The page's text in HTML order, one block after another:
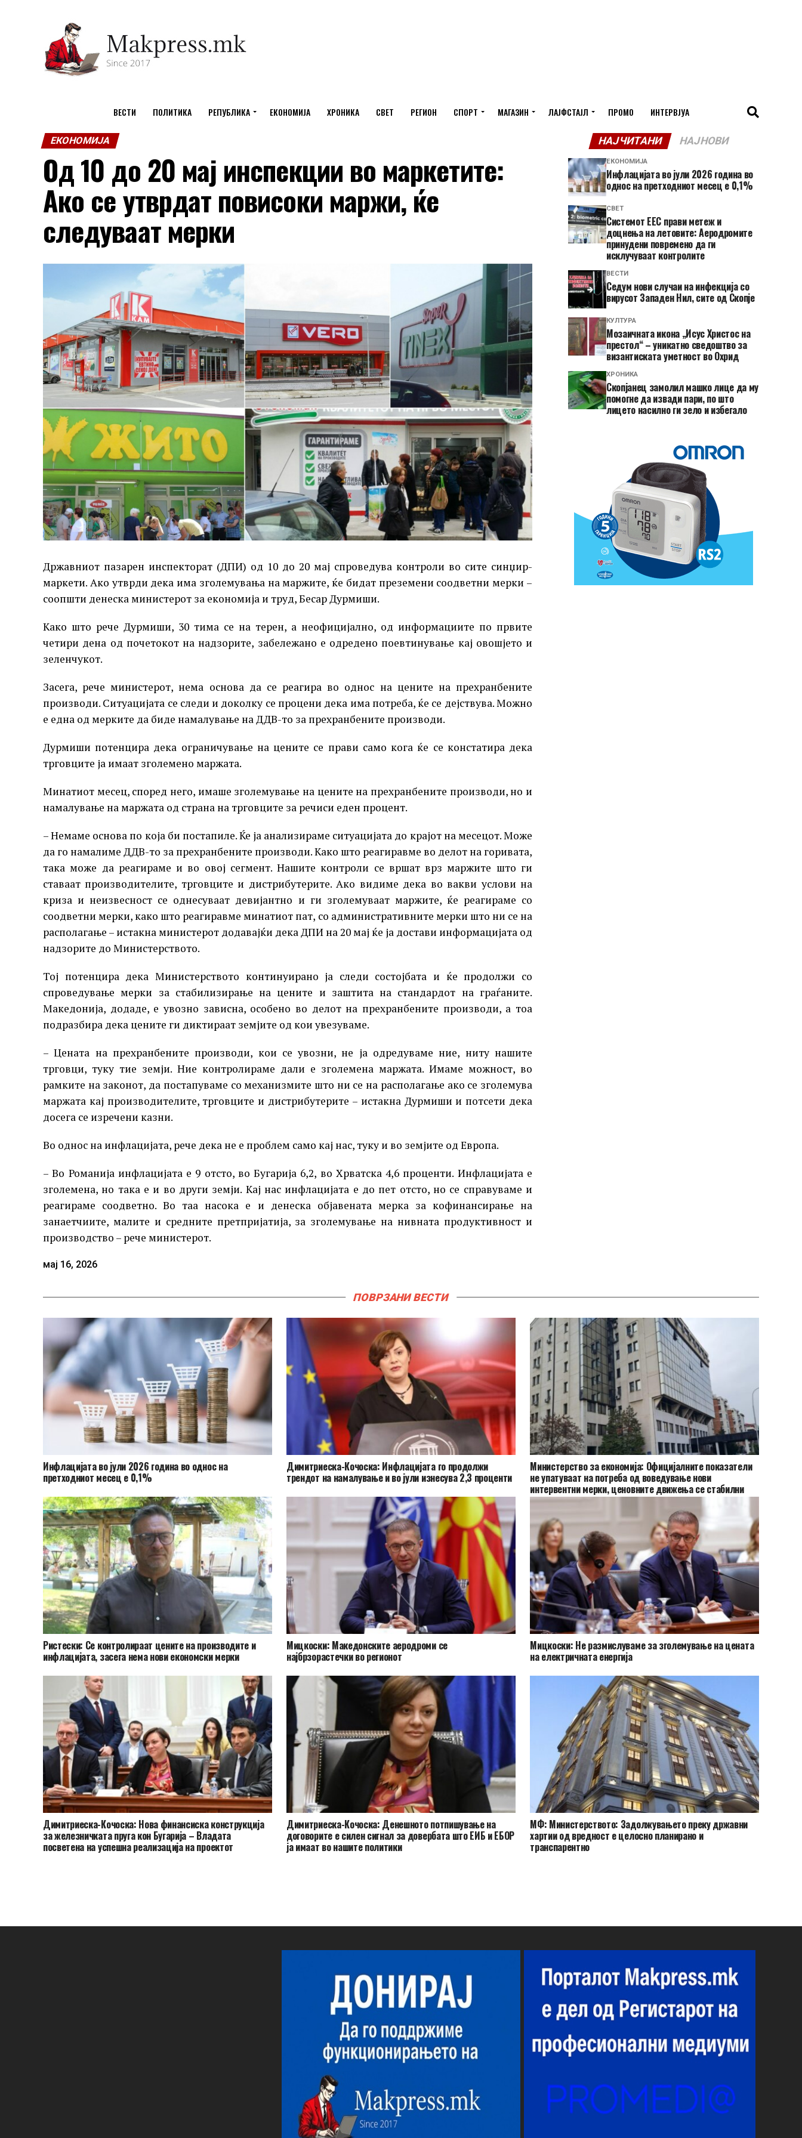
ВЕСТИ ПОЛИТИКА РЕПУБЛИКА ЕКОНОМИЈА ХРОНИКА СВЕТ РЕГИОН СПОРТ МАГАЗИН ЛАЈФСТАЈЛ ПРОМО ИНТЕРВЈУА
ЕКОНОМИЈА
Од 10 до 20 мај инспекции во маркетите:
Ако се утврдат повисоки маржи, ќе
следуваат мерки
Државниот пазарен инспекторат (ДПИ) од 10 до 20 мај спроведува контроли во сите синџир-
маркети. Ако утврди дека има зголемувања на маржите, ќе бидат преземени соодветни мерки –
соопшти денеска министерот за економија и труд, Бесар Дурмиши.
Како што рече Дурмиши, 30 тима се на терен, а неофицијално, од информациите по првите
четири дена од почетокот на надзорите, забележано е одредено поевтинување кај овошјето и
зеленчукот.
Засега, рече министерот, нема основа да се реагира во однос на цените на прехранбените
производи. Ситуацијата се следи и доколку се процени дека има потреба, ќе се дејствува. Можно
е една од мерките да биде намалување на ДДВ-то за прехранбените производи.
Дурмиши потенцира дека ограничување на цените се прави само кога ќе се констатира дека
трговците ја имаат зголемено маржата.
Минатиот месец, според него, имаше зголемување на цените на прехранбените производи, но и
намалување на маржата од страна на трговците за речиси еден процент.
– Немаме основа по која би постапиле. Ќе ја анализираме ситуацијата до крајот на месецот. Може
да го намалиме ДДВ-то за прехранбените производи. Како што реагиравме во делот на горивата,
така може да реагираме и во овој сегмент. Нашите контроли се вршат врз маржите што ги
ставаат производителите, трговците и дистрибутерите. Ако видиме дека во вакви услови на
криза и неизвесност се однесуваат девијантно и ги зголемуваат маржите, ќе реагираме со
соодветни мерки, како што реагиравме минатиот пат, со административните мерки што ни се на
располагање – истакна министерот додавајќи дека ДПИ на 20 мај ќе ја достави информацијата од
надзорите до Министерството.
Тој потенцира дека Министерството континуирано ја следи состојбата и ќе продолжи со
спроведување мерки за стабилизирање на цените и заштита на стандардот на граѓаните.
Македонија, додаде, е увозно зависна, особено во делот на прехранбените производи, а тоа
подразбира дека цените ги диктираат земјите од кои увезуваме.
– Цената на прехранбените производи, кои се увозни, не ја одредуваме ние, ниту нашите
трговци, туку тие земји. Ние контролираме дали е зголемена маржата. Имаме можност, во
рамките на законот, да постапуваме со механизмите што ни се на располагање ако се зголемува
маржата кај производителите, трговците и дистрибутерите – истакна Дурмиши и потсети дека
досега се изречени казни.
Во однос на инфлацијата, рече дека не е проблем само кај нас, туку и во земјите од Европа.
– Во Романија инфлацијата е 9 отсто, во Бугарија 6,2, во Хрватска 4,6 проценти. Инфлацијата е
зголемена, но така е и во други земји. Кај нас инфлацијата е до пет отсто, но се справуваме и
реагираме соодветно. Во таа насока е и денеска објавената мерка за кофинансирање на
занаетчиите, малите и средните претпријатија, за зголемување на нивната продуктивност и
производство – рече министерот.
мај 16, 2026
НАЈЧИТАНИ НАЈНОВИ
ЕКОНОМИЈА
Инфлацијата во јули 2026 година во
однос на претходниот месец е 0,1%
СВЕТ
Системот ЕЕС прави метеж и
доцнења на летовите: Аеродромите
принудени повремено да ги
исклучуваат контролите
ВЕСТИ
Седум нови случаи на инфекција со
вирусот Западен Нил, сите од Скопје
КУЛТУРА
Мозаичната икона „Исус Христос на
престол“ – уникатно сведоштво за
византиската уметност во Охрид
ХРОНИКА
Скопјанец замолил машко лице да му
помогне да извади пари, по што
лицето насилно ги зело и избегало
ПОВРЗАНИ ВЕСТИ
Инфлацијата во јули 2026 година во однос на
претходниот месец е 0,1%
Димитриеска-Кочоска: Инфлацијата го продолжи
трендот на намалување и во јули изнесува 2,3 проценти
Министерство за економија: Официјалните показатели
не упатуваат на потреба од воведување нови
интервентни мерки, ценовните движења се стабилни
Ристески: Се контролираат цените на производите и
инфлацијата, засега нема нови економски мерки
Мицкоски: Македонските аеродроми се
најбрзорастечки во регионот
Мицкоски: Не размислуваме за зголемување на цената
на електричната енергија
Димитриеска-Кочоска: Нова финансиска конструкција
за железничката пруга кон Бугарија – Владата
посветена на успешна реализација на проектот
Димитриеска-Кочоска: Денешното потпишување на
договорите е силен сигнал за довербата што ЕИБ и ЕБОР
ја имаат во нашите политики
МФ: Министерството: Задолжувањето преку државни
хартии од вредност е целосно планирано и
транспарентно